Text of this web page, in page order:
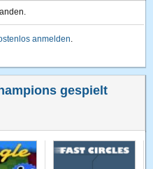
anmelden.
gespielt